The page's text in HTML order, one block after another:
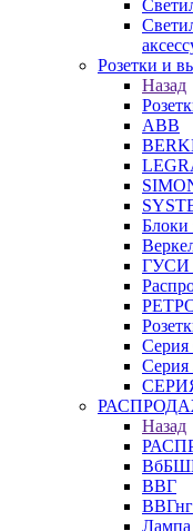
Розетки и
Назад
ABB
Блоки
ГУСИ
Серия
Серия
Назад
ВВГ
ВВГнг
Лампа